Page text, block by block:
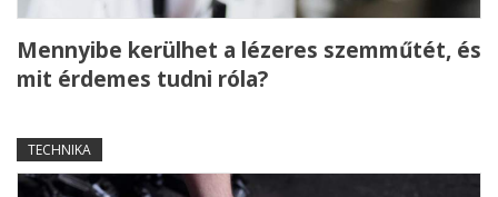
Mennyibe kerülhet a lézeres szemműtét, és
mit érdemes tudni róla?
TECHNIKA